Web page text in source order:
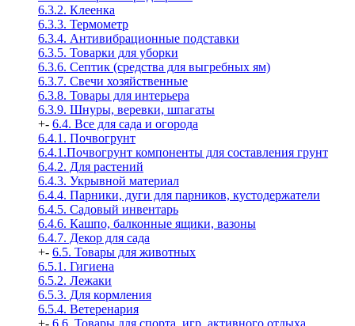
6.3.2. Клеенка
6.3.3. Термометр
6.3.4. Антивибрационные подставки
6.3.5. Товарки для уборки
6.3.6. Септик (средства для выгребных ям)
6.3.7. Свечи хозяйственные
6.3.8. Товары для интерьера
6.3.9. Шнуры, веревки, шпагаты
+- 6.4. Все для сада и огорода
6.4.1. Почвогрунт
6.4.1.Почвогрунт компоненты для составления грунт
6.4.2. Для растений
6.4.3. Укрывной материал
6.4.4. Парники, дуги для парников, кустодержатели
6.4.5. Садовый инвентарь
6.4.6. Кашпо, балконные ящики, вазоны
6.4.7. Декор для сада
+- 6.5. Товары для животных
6.5.1. Гигиена
6.5.2. Лежаки
6.5.3. Для кормления
6.5.4. Ветеренария
+- 6.6. Товары для спорта, игр, активного отдыха